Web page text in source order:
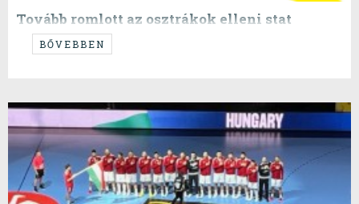
Tovább romlott az osztrákok elleni stat
...eddig sem volt szép...
BŐVEBBEN